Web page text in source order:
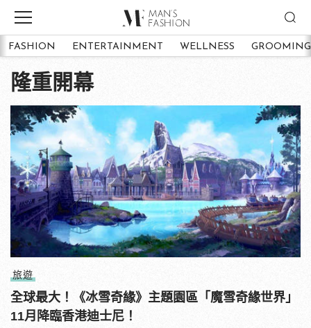
FASHION ENTERTAINMENT WELLNESS GROOMING
隆重開幕
旅遊
全球最大！《冰雪奇緣》主題園區「魔雪奇緣世界」
11月降臨香港迪士尼！